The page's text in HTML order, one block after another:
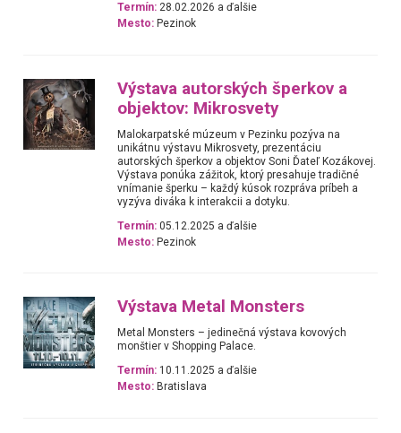
Termín: 28.02.2026 a ďalšie
Mesto: Pezinok
Výstava autorských šperkov a
objektov: Mikrosvety
Malokarpatské múzeum v Pezinku pozýva na
unikátnu výstavu Mikrosvety, prezentáciu
autorských šperkov a objektov Soni Ďateľ Kozákovej.
Výstava ponúka zážitok, ktorý presahuje tradičné
vnímanie šperku – každý kúsok rozpráva príbeh a
vyzýva diváka k interakcii a dotyku.
Termín: 05.12.2025 a ďalšie
Mesto: Pezinok
Výstava Metal Monsters
Metal Monsters – jedinečná výstava kovových
monštier v Shopping Palace.
Termín: 10.11.2025 a ďalšie
Mesto: Bratislava